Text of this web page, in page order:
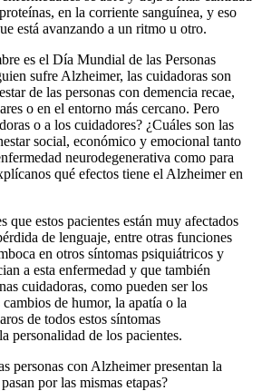
en la corriente sanguínea, y eso
está avanzando a un ritmo u otro.
es el Día Mundial de las Personas
sufre Alzheimer, las cuidadoras son
de las personas con demencia recae,
o en el entorno más cercano. Pero
o a los cuidadores? ¿Cuáles son las
social, económico y emocional tanto
neurodegenerativa como para
qué efectos tiene el Alzheimer en
que estos pacientes están muy afectados
de lenguaje, entre otras funciones
en otros síntomas psiquiátricos y
a esta enfermedad y que también
cuidadoras, como pueden ser los
de humor, la apatía o la
de todos estos síntomas
personalidad de los pacientes.
personas con Alzheimer presentan la
por las mismas etapas?